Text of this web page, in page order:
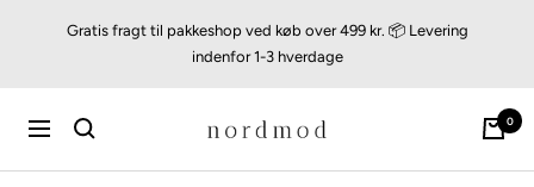
Gratis fragt til pakkeshop ved køb over 499 kr. 📦 Levering
indenfor 1-3 hverdage
Navigation nordmod 0